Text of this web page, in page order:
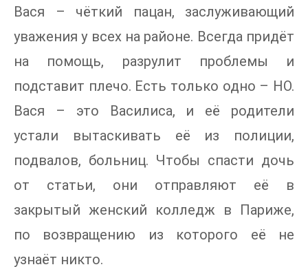
Вася – чёткий пацан, заслуживающий
уважения у всех на районе. Всегда придёт
на помощь, разрулит проблемы и
подставит плечо. Есть только одно – НО.
Вася – это Василиса, и её родители
устали вытаскивать её из полиции,
подвалов, больниц. Чтобы спасти дочь
от статьи, они отправляют её в
закрытый женский колледж в Париже,
по возвращению из которого её не
узнаёт никто.